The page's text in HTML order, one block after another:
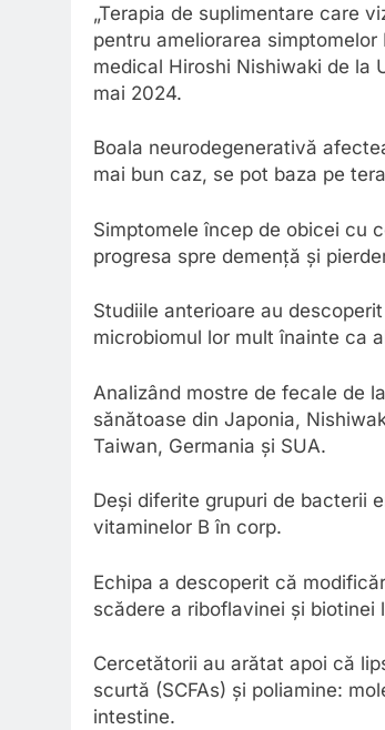
„Terapia de suplimentare care
pentru ameliorarea
medical Hiroshi Nishiwaki de la
mai 2024.
Boala neurodegenerativă
mai bun caz, se pot baza pe
Simptomele încep de obicei cu
progresa spre demență și
Studiile anterioare au
microbiomul lor mult înainte ca
Analizând mostre de fecale de
sănătoase din Japonia,
Taiwan, Germania și SUA.
Deși diferite grupuri de bacterii
vitaminelor B în corp.
Echipa a descoperit că
scădere a riboflavinei și biotinei
Cercetătorii au arătat apoi că
scurtă (SCFAs) și poliamine:
intestine.